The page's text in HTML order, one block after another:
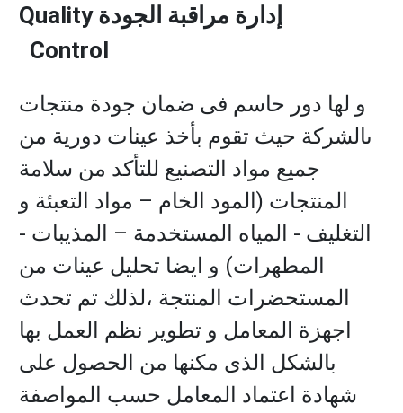
إدارة مراقبة الجودةQuality
Control
و لها دور حاسم فى ضمان جودة منتجات
ىالشركة حيث تقوم بأخذ عينات دورية من
جميع مواد التصنيع للتأكد من سلامة
المنتجات (المود الخام – مواد التعبئة و
التغليف - المياه المستخدمة – المذيبات -
المطهرات) و ايضا تحليل عينات من
المستحضرات المنتجة ،لذلك تم تحدث
اجهزة المعامل و تطوير نظم العمل بها
بالشكل الذى مكنها من الحصول على
شهادة اعتماد المعامل حسب المواصفة